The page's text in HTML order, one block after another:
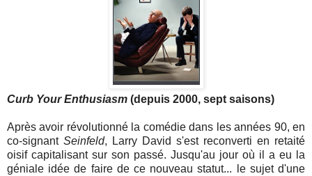
Curb Your Enthusiasm (depuis 2000, sept saisons)
Après avoir révolutionné la comédie dans les années 90, en
co-signant Seinfeld, Larry David s'est reconverti en retaité
oisif capitalisant sur son passé. Jusqu'au jour où il a eu la
géniale idée de faire de ce nouveau statut... le sujet d'une